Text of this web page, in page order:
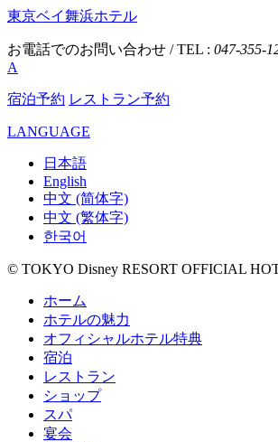
東京ベイ舞浜ホテル
お電話でのお問い合わせ / TEL : 047-355-
A
宿泊予約 レストラン予約
LANGUAGE
日本語
English
中文 (简体字)
中文 (繁体字)
한국어
© TOKYO Disney RESORT OFFICIAL
ホーム
ホテルの魅力
オフィシャルホテル特典
宿泊
レストラン
ショップ
スパ
宴会